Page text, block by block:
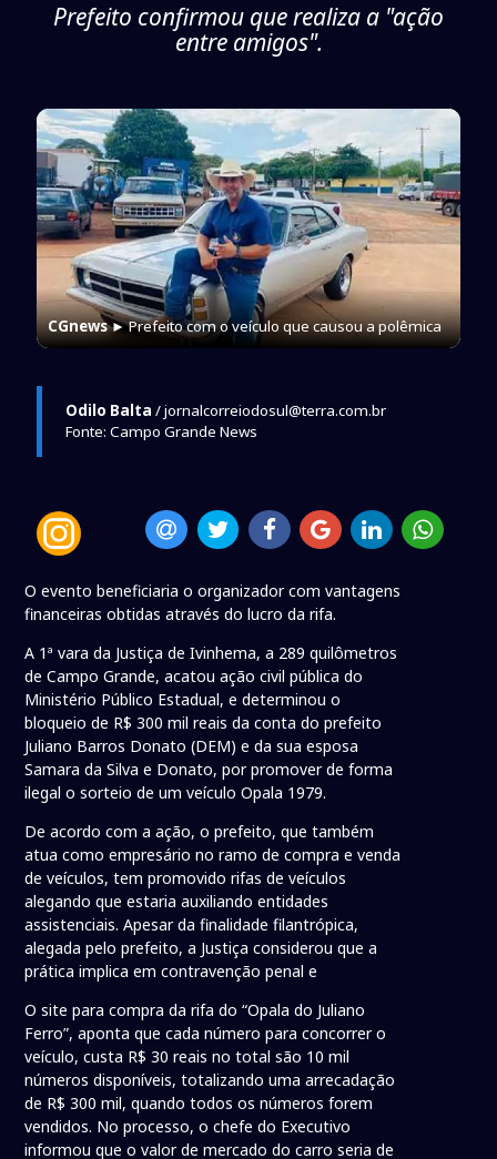
Prefeito confirmou que realiza a "ação
entre amigos".
CGnews► Prefeito com o veículo que causou a polêmica
Odilo Balta / jornalcorreiodosul@terra.com.br
Fonte: Campo Grande News
O evento beneficiaria o organizador com vantagens
financeiras obtidas através do lucro da rifa.
A 1ª vara da Justiça de Ivinhema, a 289 quilômetros
de Campo Grande, acatou ação civil pública do
Ministério Público Estadual, e determinou o
bloqueio de R$ 300 mil reais da conta do prefeito
Juliano Barros Donato (DEM) e da sua esposa
Samara da Silva e Donato, por promover de forma
ilegal o sorteio de um veículo Opala 1979.
De acordo com a ação, o prefeito, que também
atua como empresário no ramo de compra e venda
de veículos, tem promovido rifas de veículos
alegando que estaria auxiliando entidades
assistenciais. Apesar da finalidade filantrópica,
alegada pelo prefeito, a Justiça considerou que a
prática implica em contravenção penal e
O site para compra da rifa do “Opala do Juliano
Ferro”, aponta que cada número para concorrer o
veículo, custa R$ 30 reais no total são 10 mil
números disponíveis, totalizando uma arrecadação
de R$ 300 mil, quando todos os números forem
vendidos. No processo, o chefe do Executivo
informou que o valor de mercado do carro seria de